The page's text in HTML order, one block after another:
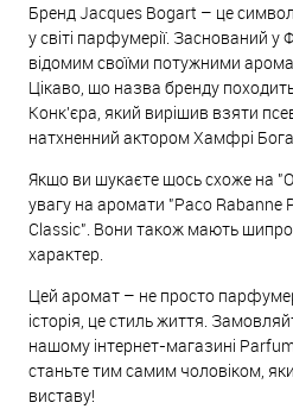
Бренд Jacques Bogart – це символ
у світі парфумерії. Заснований у
відомим своїми потужними
Цікаво, що назва бренду
Конк'єра, який вирішив взяти
натхненний актором Хамфрі
Якщо ви шукаєте щось схоже на
увагу на аромати "Paco Rabanne
Classic". Вони також мають
характер.
Цей аромат – не просто
історія, це стиль життя.
нашому інтернет-магазині
станьте тим самим чоловіком,
виставу!